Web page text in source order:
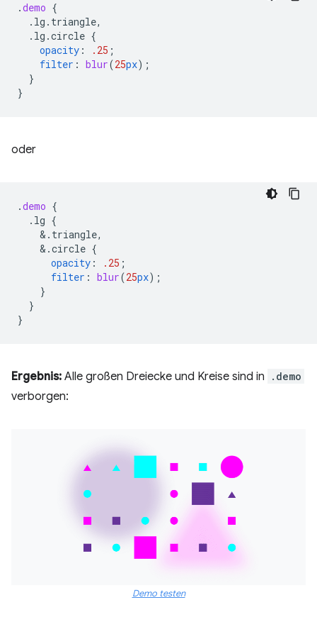
.demo {
.lg.triangle,
.lg.circle {
opacity : .25 ;
filter : blur(25px);
}
}
oder
.demo {
.lg {
& .triangle,
& .circle {
opacity : .25 ;
filter : blur(25px);
}
}
}
Ergebnis: Alle großen Dreiecke und Kreise sind in .demo
verborgen:
Demo testen